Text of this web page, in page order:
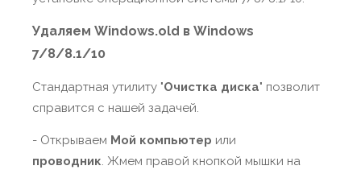
Удаляем Windows.old в Windows
7/8/8.1/10
Стандартная утилиту "Очистка диска" позволит
справится с нашей задачей.
- Открываем Мой компьютер или
проводник. Жмем правой кнопкой мышки на